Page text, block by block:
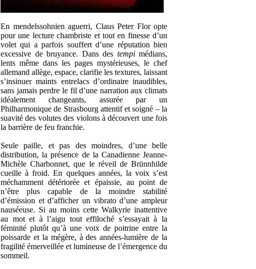
En mendelssohnien aguerri, Claus Peter Flor opte
pour une lecture chambriste et tout en finesse d’un
volet qui a parfois souffert d’une réputation bien
excessive de bruyance. Dans des tempimédians,
lents même dans les pages mystérieuses, le chef
allemand allège, espace, clarifie les textures, laissant
s’insinuer maints entrelacs d’ordinaire inaudibles,
sans jamais perdre le fil d’une narration aux climats
idéalement changeants, assurée par un
Philharmonique de Strasbourg attentif et soigné – la
suavité des volutes des violons à découvert une fois
la barrière de feu franchie.
Seule paille, et pas des moindres, d’une belle
distribution, la présence de la Canadienne Jeanne-
Michèle Charbonnet, que le réveil de Brünnhilde
cueille à froid. En quelques années, la voix s’est
méchamment détériorée et épaissie, au point de
n’être plus capable de la moindre stabilité
d’émission et d’afficher un vibrato d’une ampleur
nauséeuse. Si au moins cette Walkyrie inattentive
au mot et à l’aigu tout effiloché s’essayait à la
féminité plutôt qu’à une voix de poitrine entre la
poissarde et la mégère, à des années-lumière de la
fragilité émerveillée et lumineuse de l’émergence du
sommeil.